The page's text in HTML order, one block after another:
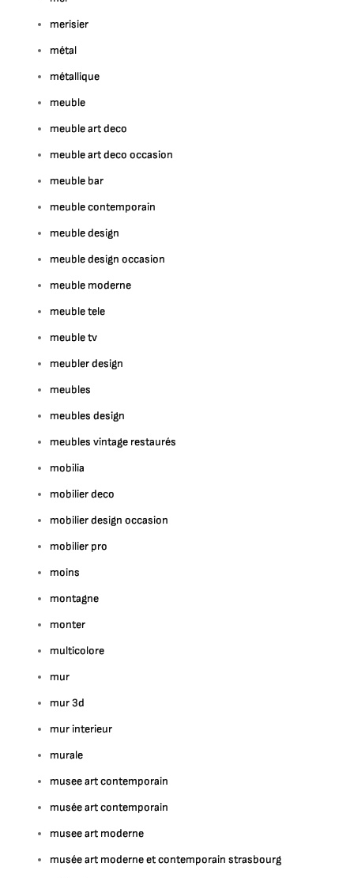
merisier
métal
métallique
meuble
meuble art deco
meuble art deco occasion
meuble bar
meuble contemporain
meuble design
meuble design occasion
meuble moderne
meuble tele
meuble tv
meubler design
meubles
meubles design
meubles vintage restaurés
mobilia
mobilier deco
mobilier design occasion
mobilier pro
moins
montagne
monter
multicolore
mur
mur 3d
mur interieur
murale
musee art contemporain
musée art contemporain
musee art moderne
musée art moderne et contemporain strasbourg